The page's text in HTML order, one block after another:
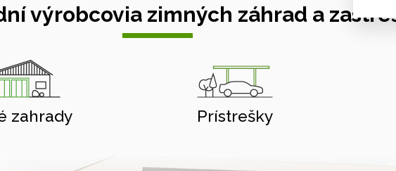
výrobcovia zimných záhrad a
zahrady Prístrešky